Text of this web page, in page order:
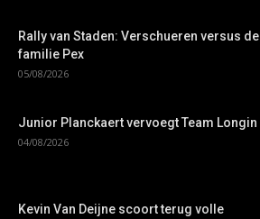
Rally van Staden: Verschueren versus de
familie Pex
05/08/2026
Junior Planckaert vervoegt Team Longin
04/08/2026
Kevin Van Deijne scoort terug volle